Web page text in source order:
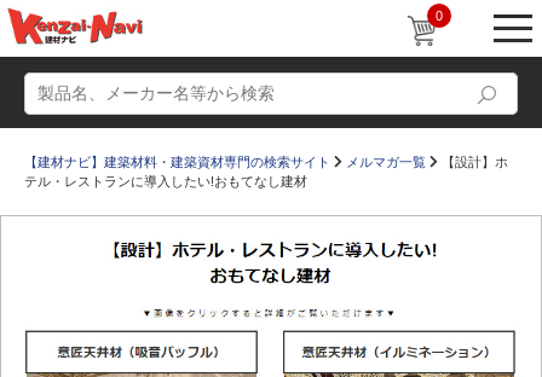
0
かたなび コラム
【建材ナビ】建築材料・建築資材専門の検索サイト メルマガ一覧
【設計】ホ
テル・レストランに導入したい!おもてなし建材